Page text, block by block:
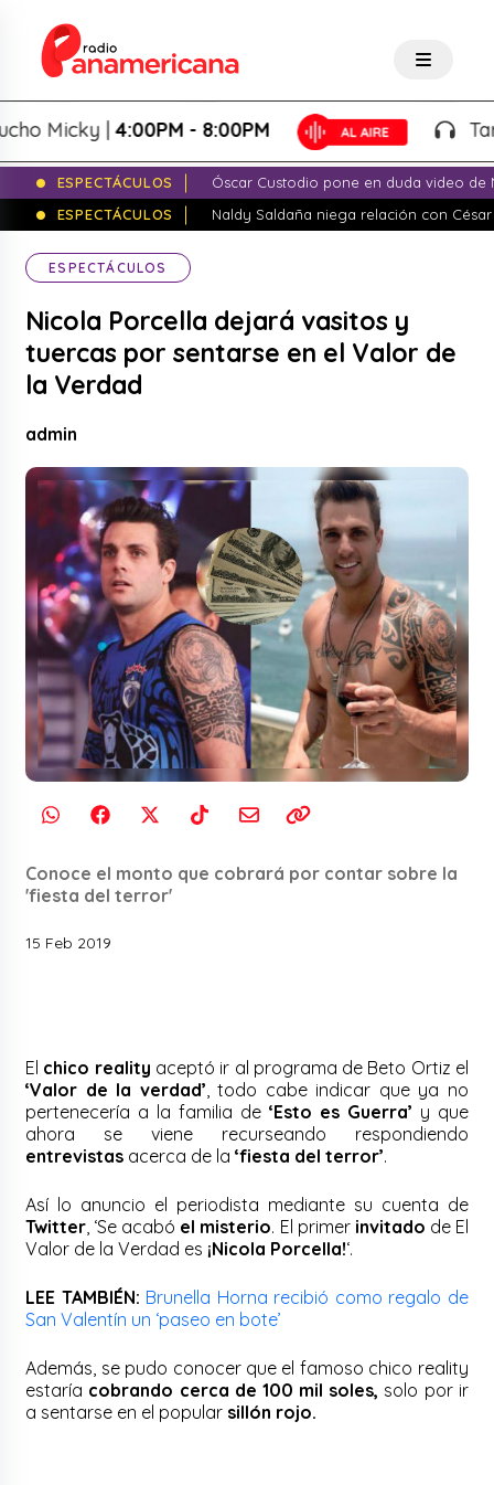
|4:00PM - 8:00PM
ESPECTÁCULOS
Óscar Custodio pone en duda video de
ESPECTÁCULOS
Naldy Saldaña niega relación con
ESPECTÁCULOS
Nicola Porcella dejará vasitos y
tuercas por sentarse en el Valor de
la Verdad
admin
Conoce el monto que cobrará por contar sobre la
'fiesta del terror'
15 Feb 2019
El chico reality aceptó ir al programa de Beto Ortiz el
‘Valor de la verdad’ , todo cabe indicar que ya no
pertenecería a la familia de ‘Esto es Guerra’ y que
ahora se viene recurseando respondiendo
entrevistas acerca de la‘fiesta del terror’.
Así lo anuncio el periodista mediante su cuenta de
Twitter , ‘Se acabó el misterio. El primer invitado de El
Valor de la Verdad es ¡Nicola Porcella!‘.
LEE TAMBIÉN: Brunella Horna recibió como regalo de
San Valentín un ‘paseo en bote’
Además, se pudo conocer que el famoso chico reality
estaría cobrando cerca de 100 mil soles, solo por ir
a sentarse en el popular sillón rojo.